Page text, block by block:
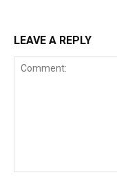
LEAVE A REPLY